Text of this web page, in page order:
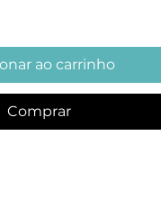
ao carrinho
Comprar